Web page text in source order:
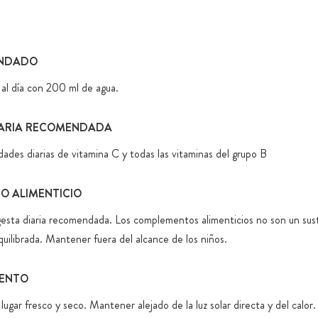
(clorela
una matriz
titanio,
día con 200 ml de agua.
RECOMENDADA
diarias de vitamina C y todas las vitaminas del grupo B
ALIMENTICIO
diaria recomendada. Los complementos alimenticios no son un
Mantener fuera del alcance de los niños.
fresco y seco. Mantener alejado de la luz solar directa y del calor.